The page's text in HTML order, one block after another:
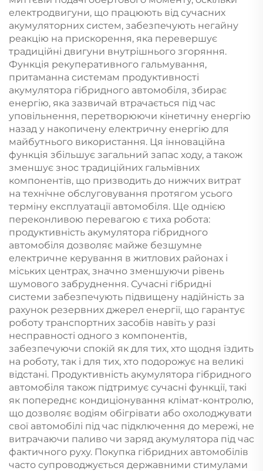
електродвигуни, що працюють від сучасних
акумуляторних систем, забезпечують негайну
реакцію на прискорення, яка перевершує
традиційні двигуни внутрішнього згоряння.
Функція рекуперативного гальмування,
притаманна системам продуктивності
акумулятора гібридного автомобіля, збирає
енергію, яка зазвичай втрачається під час
уповільнення, перетворюючи кінетичну енергію
назад у накопичену електричну енергію для
майбутнього використання. Ця інноваційна
функція збільшує загальний запас ходу, а також
зменшує знос традиційних гальмівних
компонентів, що призводить до нижчих витрат
на технічне обслуговування протягом усього
терміну експлуатації автомобіля. Ще однією
переконливою перевагою є тиха робота:
продуктивність акумулятора гібридного
автомобіля дозволяє майже безшумне
електричне керування в житлових районах і
міських центрах, значно зменшуючи рівень
шумового забруднення. Сучасні гібридні
системи забезпечують підвищену надійність за
рахунок резервних джерел енергії, що гарантує
роботу транспортних засобів навіть у разі
несправності одного з компонентів,
забезпечуючи спокій як для тих, хто щодня їздить
на роботу, так і для тих, хто подорожує на великі
відстані. Продуктивність акумулятора гібридного
автомобіля також підтримує сучасні функції, такі
як попереднє кондиціонування клімат-контролю,
що дозволяє водіям обігрівати або охолоджувати
свої автомобілі під час підключення до мережі, не
витрачаючи паливо чи заряд акумулятора під час
фактичного руху. Покупка гібридних автомобілів
часто супроводжується державними стимулами